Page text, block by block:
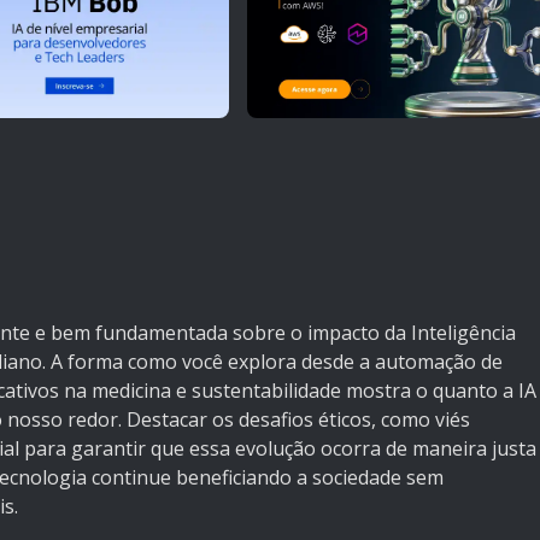
e bem fundamentada sobre o impacto da Inteligência
A forma como você explora desde a automação de
na medicina e sustentabilidade mostra o quanto a IA
redor. Destacar os desafios éticos, como viés
para garantir que essa evolução ocorra de maneira justa
continue beneficiando a sociedade sem